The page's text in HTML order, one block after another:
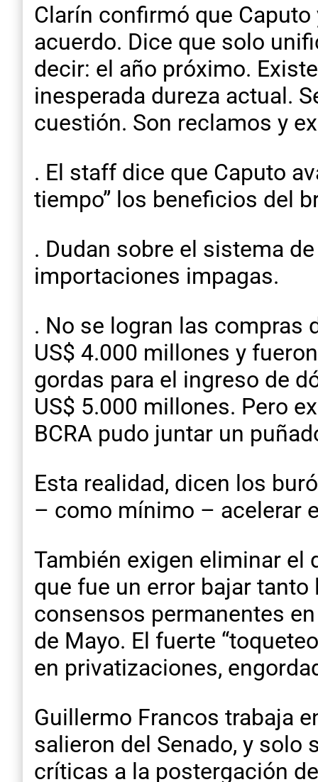
Clarín confirmó que
acuerdo. Dice que solo
decir: el año próximo.
inesperada dureza actual.
cuestión. Son reclamos y
. El staff dice que Caputo
tiempo” los beneficios del
. Dudan sobre el sistema
importaciones impagas.
. No se logran las compras
US$ 4.000 millones y
gordas para el ingreso de
US$ 5.000 millones. Pero
BCRA pudo juntar un
Esta realidad, dicen los
– como mínimo – acelerar
También exigen eliminar el
que fue un error bajar tanto
consensos permanentes
de Mayo. El fuerte
en privatizaciones,
Guillermo Francos trabaja
salieron del Senado, y solo
críticas a la postergación